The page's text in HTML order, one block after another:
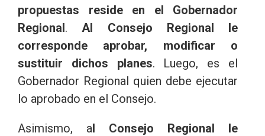
propuestas reside en el Gobernador
Regional. Al Consejo Regional le
corresponde aprobar, modificar o
sustituir dichos planes. Luego, es el
Gobernador Regional quien debe ejecutar
lo aprobado en el Consejo.
Asimismo, al Consejo Regional le